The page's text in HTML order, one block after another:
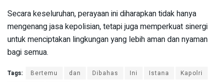
Secara keseluruhan, perayaan ini diharapkan tidak hanya
mengenang jasa kepolisian, tetapi juga memperkuat sinergi
untuk menciptakan lingkungan yang lebih aman dan nyaman
bagi semua.
Tags: Bertemu dan Dibahas Ini Istana
Kapolri